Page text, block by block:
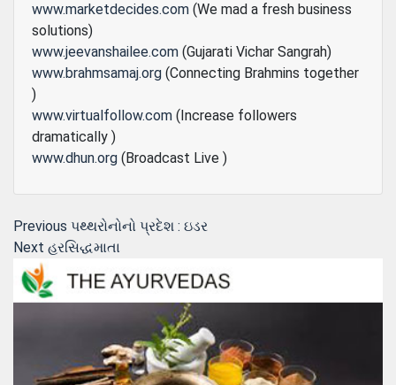
www.marketdecides.com (We mad a fresh business
solutions)
www.jeevanshailee.com (Gujarati Vichar Sangrah)
www.brahmsamaj.org (Connecting Brahmins together
)
www.virtualfollow.com (Increase followers
dramatically )
www.dhun.org (Broadcast Live )
Post
navigation
Previous Previous
post:
પથ્થરોનોનો પ્રદેશ : ઇડર
Next Next
હરસિદ્ધમાતા